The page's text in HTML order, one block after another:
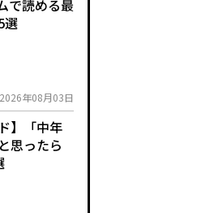
読める最
選
2026年08月03日
】「中年
思ったら